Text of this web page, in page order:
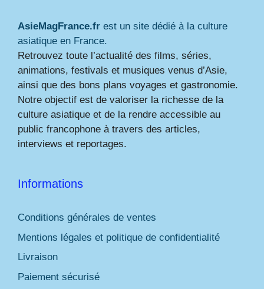
AsieMagFrance.fr est un site dédié à la culture
asiatique en France.
Retrouvez toute l’actualité des films, séries,
animations, festivals et musiques venus d’Asie,
ainsi que des bons plans voyages et gastronomie.
Notre objectif est de valoriser la richesse de la
culture asiatique et de la rendre accessible au
public francophone à travers des articles,
interviews et reportages.
Informations
Conditions générales de ventes
Mentions légales et politique de confidentialité
Livraison
Paiement sécurisé